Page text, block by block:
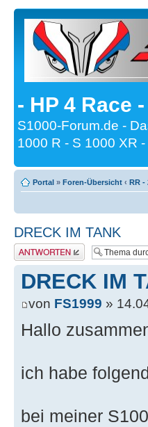
- HP 4 Race
S1000-Forum.de -
1000 R - S 1000 XR
Portal » Foren-Übersicht ‹ RR -
DRECK IM TANK
Antwort erstellen
DRECK IM
von FS1999 »
Hallo
ich habe
bei meiner